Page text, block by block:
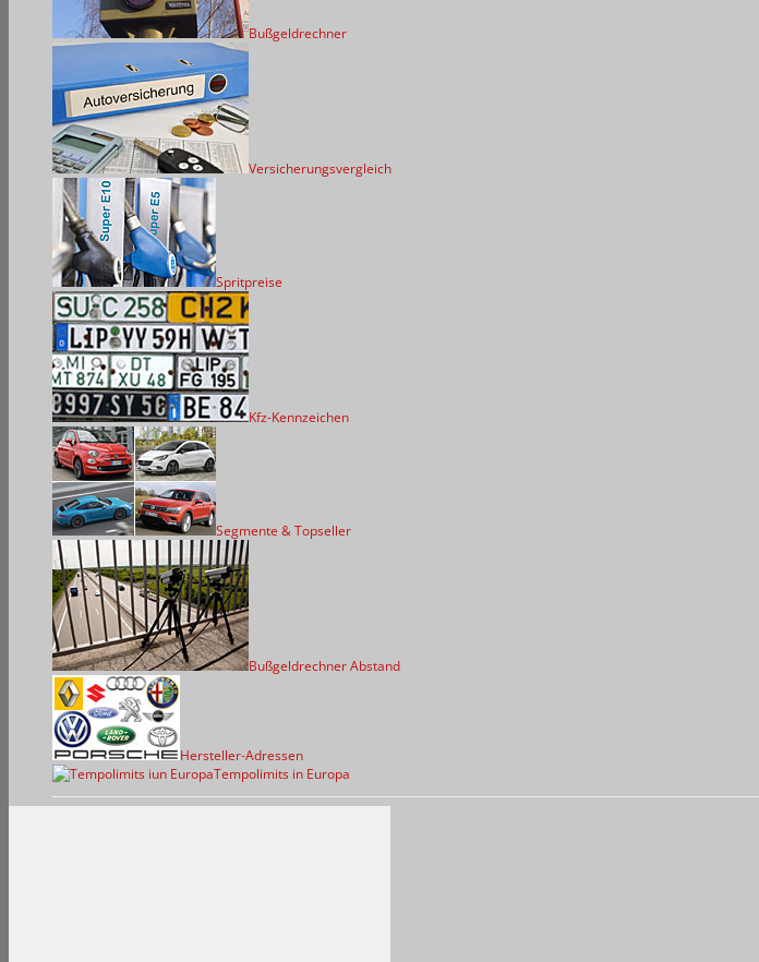
Bußgeldrechner
Versicherungsvergleich
Spritpreise
Kfz-Kennzeichen
Segmente & Topseller
Bußgeldrechner Abstand
Hersteller-Adressen
Tempolimits in Europa